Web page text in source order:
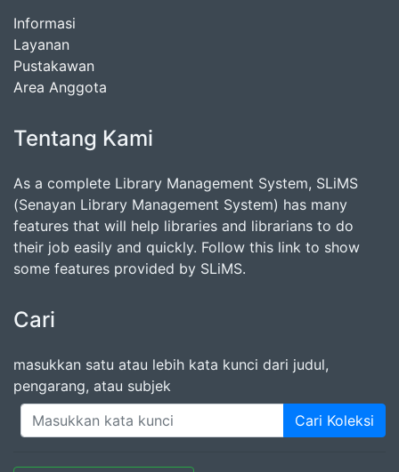
Informasi
Layanan
Pustakawan
Area Anggota
Tentang Kami
As a complete Library Management System, SLiMS
(Senayan Library Management System) has many
features that will help libraries and librarians to do
their job easily and quickly. Follow this link to show
some features provided by SLiMS.
Cari
masukkan satu atau lebih kata kunci dari judul,
pengarang, atau subjek
Cari Koleksi